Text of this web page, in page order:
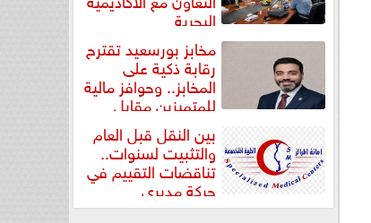
البحرية
مخابز بورسعيد تقترح
رقابة ذكية على
المخابز.. وحوافز مالية
للمتميزين مقابل
بين النقل قبل العام
والتثبيت لسنوات..
تناقضات التقييم في
حركة مديري
”مستشفيات...